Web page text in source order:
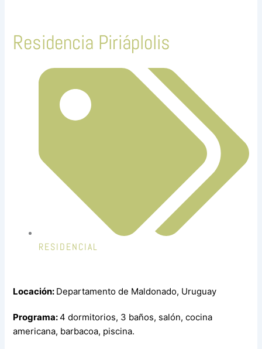
Residencia Piriáplolis
RESIDENCIAL
Locación: Departamento de Maldonado, Uruguay
Programa:4 dormitorios, 3 baños, salón, cocina
americana, barbacoa, piscina.